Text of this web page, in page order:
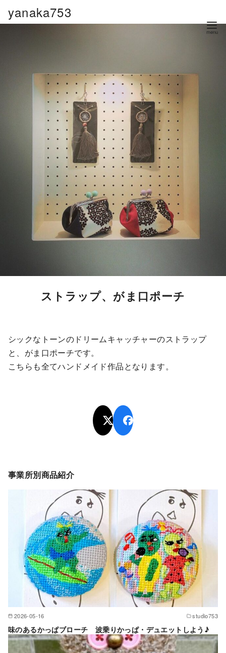
yanaka753
ストラップ、がま口ポーチ
シックなトーンのドリームキャッチャーのストラップ
と、がま口ポーチです。
こちらも全てハンドメイド作品となります。
事業所別商品紹介
2026-05-16 studio753
味のあるかっぱブローチ 波乗りかっぱ・デュエットしよう♪